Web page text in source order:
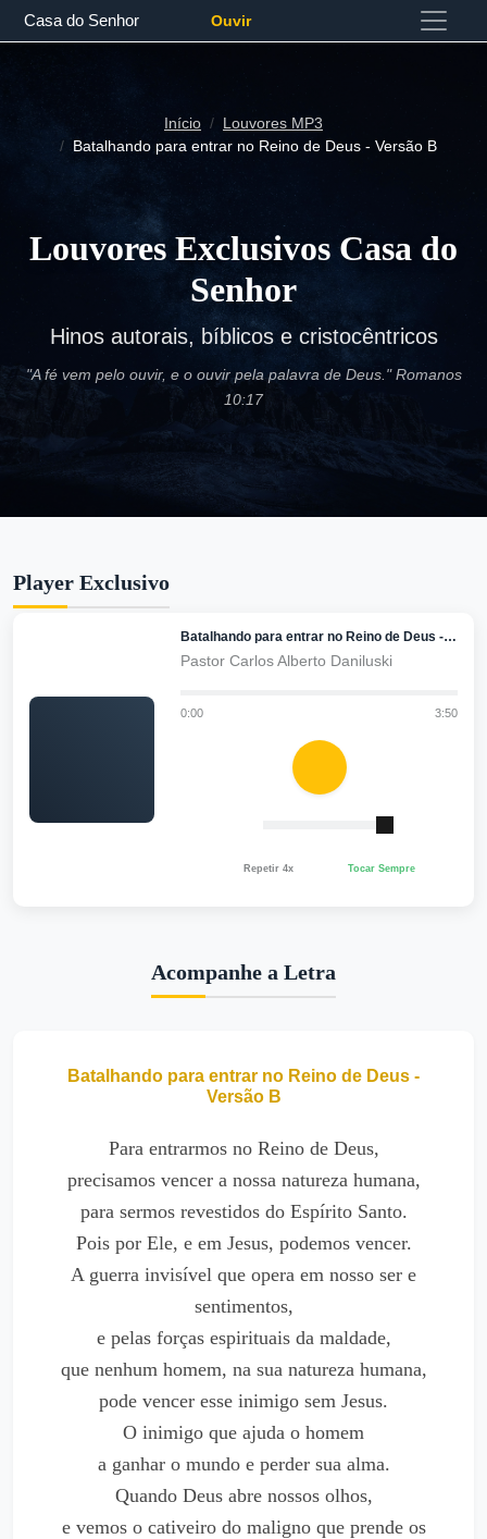
Casa do Senhor Ouvir
Início
Louvores MP3
Batalhando para entrar no Reino de Deus - Versão B
Louvores Exclusivos Casa do
Senhor
Hinos autorais, bíblicos e cristocêntricos
"A fé vem pelo ouvir, e o ouvir pela palavra de Deus." Romanos
10:17
Player Exclusivo
Batalhando para entrar no Reino de Deus - Versão B
Pastor Carlos Alberto Daniluski
0:00 3:50
Repetir 4x Tocar Sempre
Acompanhe a Letra
Batalhando para entrar no Reino de Deus -
Versão B
Para entrarmos no Reino de Deus,
precisamos vencer a nossa natureza humana,
para sermos revestidos do Espírito Santo.
Pois por Ele, e em Jesus, podemos vencer.
A guerra invisível que opera em nosso ser e
sentimentos,
e pelas forças espirituais da maldade,
que nenhum homem, na sua natureza humana,
pode vencer esse inimigo sem Jesus.
O inimigo que ajuda o homem
a ganhar o mundo e perder sua alma.
Quando Deus abre nossos olhos,
e vemos o cativeiro do maligno que prende os